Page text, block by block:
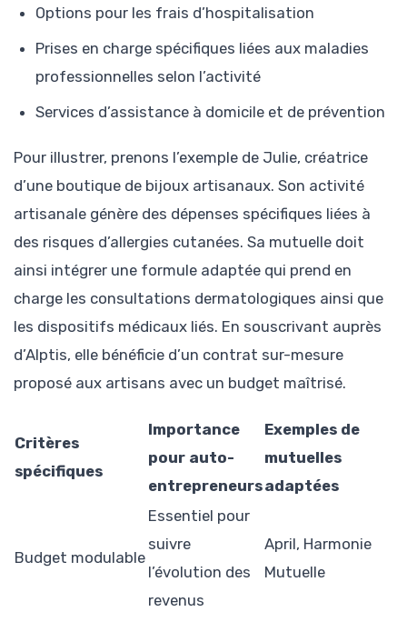
Options pour les frais d’hospitalisation
Prises en charge spécifiques liées aux maladies
professionnelles selon l’activité
Services d’assistance à domicile et de prévention
Pour illustrer, prenons l’exemple de Julie, créatrice
d’une boutique de bijoux artisanaux. Son activité
artisanale génère des dépenses spécifiques liées à
des risques d’allergies cutanées. Sa mutuelle doit
ainsi intégrer une formule adaptée qui prend en
charge les consultations dermatologiques ainsi que
les dispositifs médicaux liés. En souscrivant auprès
d’Alptis, elle bénéficie d’un contrat sur-mesure
proposé aux artisans avec un budget maîtrisé.
Critères
spécifiques
Importance
pour auto-
entrepreneurs
Exemples de
mutuelles
adaptées
Budget modulable
Essentiel pour
suivre
l’évolution des
revenus
April, Harmonie
Mutuelle